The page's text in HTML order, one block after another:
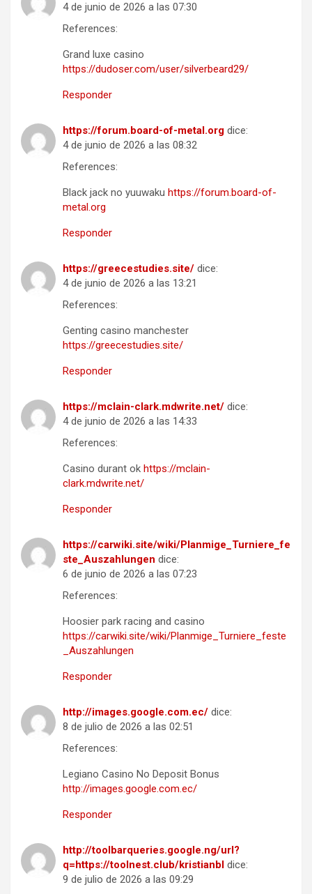
4 de junio de 2026 a las 07:30
References:
Grand luxe casino
https://dudoser.com/user/silverbeard29/
Responder
https://forum.board-of-metal.org dice:
4 de junio de 2026 a las 08:32
References:
Black jack no yuuwaku https://forum.board-of-
metal.org
Responder
https://greecestudies.site/ dice:
4 de junio de 2026 a las 13:21
References:
Genting casino manchester
https://greecestudies.site/
Responder
https://mclain-clark.mdwrite.net/ dice:
4 de junio de 2026 a las 14:33
References:
Casino durant ok https://mclain-
clark.mdwrite.net/
Responder
https://carwiki.site/wiki/Planmige_Turniere_fe
ste_Auszahlungen dice:
6 de junio de 2026 a las 07:23
References:
Hoosier park racing and casino
https://carwiki.site/wiki/Planmige_Turniere_feste
_Auszahlungen
Responder
http://images.google.com.ec/ dice:
8 de julio de 2026 a las 02:51
References:
Legiano Casino No Deposit Bonus
http://images.google.com.ec/
Responder
http://toolbarqueries.google.ng/url?
q=https://toolnest.club/kristianbl dice:
9 de julio de 2026 a las 09:29